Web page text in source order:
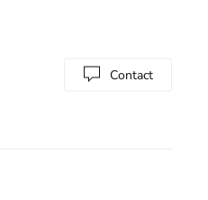
Contact